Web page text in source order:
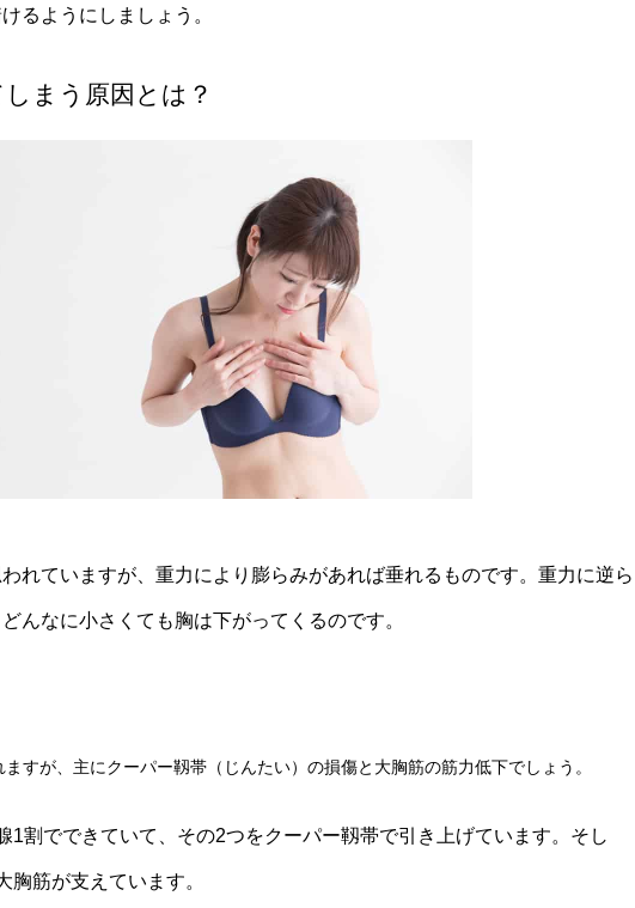
るようにしましょう。
まう原因とは？
れていますが、重力により膨らみがあれば垂れるものです。重力に逆ら
んなに小さくても胸は下がってくるのです。
すが、主にクーパー靱帯（じんたい）の損傷と大胸筋の筋力低下でしょう。
1割でできていて、その2つをクーパー靱帯で引き上げています。そし
筋が支えています。